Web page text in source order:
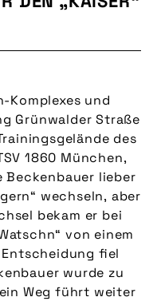
Komplexes und
Grünwalder Straße
des
1860 München,
lieber
wechseln, aber
bekam er bei
von einem
fiel
wurde zu
Weg führt weiter